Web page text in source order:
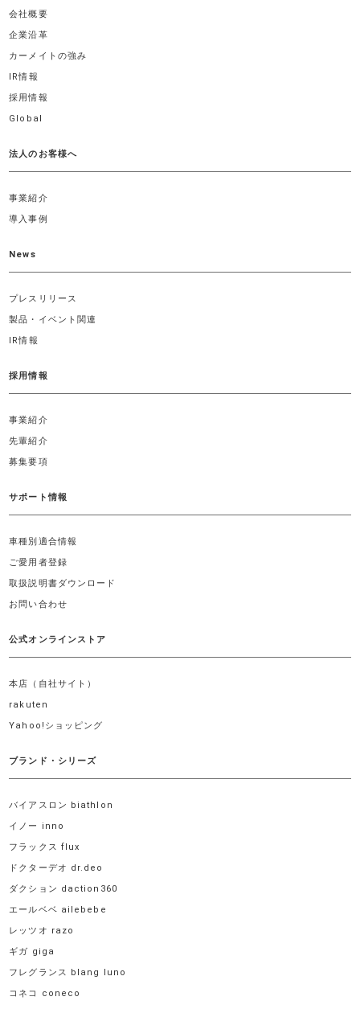
会社概要
企業沿革
カーメイトの強み
IR情報
採用情報
Global
法人のお客様へ
事業紹介
導入事例
News
プレスリリース
製品・イベント関連
IR情報
採用情報
事業紹介
先輩紹介
募集要項
サポート情報
車種別適合情報
ご愛用者登録
取扱説明書ダウンロード
お問い合わせ
公式オンラインストア
本店（自社サイト）
rakuten
Yahoo!ショッピング
ブランド・シリーズ
バイアスロン biathlon
イノー inno
フラックス flux
ドクターデオ dr.deo
ダクション daction360
エールベベ ailebebe
レッツオ razo
ギガ giga
フレグランス blang luno
コネコ coneco